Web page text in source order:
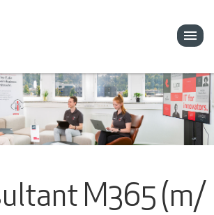
M365 (m/